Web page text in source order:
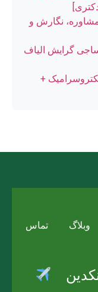
مشاوره، نگارش و
گرایش الیاف
+
وبلاگ
تماس